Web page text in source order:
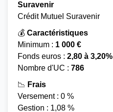
Suravenir
Crédit Mutuel Suravenir
💰 Caractéristiques
Minimum : 1 000 €
Fonds euros : 2,80 à 3,20%
Nombre d'UC : 786
📉 Frais
Versement : 0 %
Gestion : 1,08 %